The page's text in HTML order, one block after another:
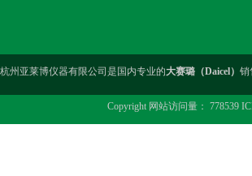
杭州亚莱博仪器有限公司是国内专业的大赛璐（Daicel） 销
Copyright 网站访问量： 778539